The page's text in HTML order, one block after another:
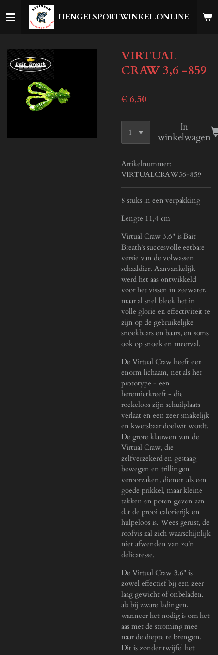
direct
hoofdinhoud
HENGELSPORTWINKEL.ONLINE
VIRTUAL
CRAW 3,6 -859
€ 6,50
In
winkelwagen
Artikelnummer:
VIRTUALCRAW36-859
8 stuks in een verpakking
Lengte 11,4 cm
Virtual Craw 3.6'' is Bait
Breath's succesvolle eetbare
versie van de volwassen
schaaldier. Aanvankelijk
werd het aas ontwikkeld
voor het vissen in zeewater,
maar al snel bleek het in
volle glorie en effectiviteit te
zijn op de gebruikelijke
snoekbaars en baars, en soms
ook op snoek en meerval.
De Virtual Craw heeft een
enorm lichaam, net als het
prototype - een
heremietkreeft - die
roekeloos zijn schuilplaats
verlaat en een zeer smakelijk
en kwetsbaar doelwit wordt.
De grote klauwen van de
Virtual Craw, die
zelfverzekerd en gestaag
bewegen en trillingen
veroorzaken, dienen als een
goede prikkel, maar kleine
takken en poten geven aan
dat de prooi calorierijk en
hulpeloos is. Wees gerust, de
roofvis zal zich waarschijnlijk
niet afwenden van zo'n
delicatesse.
De Virtual Craw 3.6'' is
zowel effectief bij een zeer
laag gewicht of onbeladen,
als bij zware ladingen,
wanneer het nodig is om het
aas met de stroming mee
naar de diepte te brengen.
Dit is zonder twijfel het